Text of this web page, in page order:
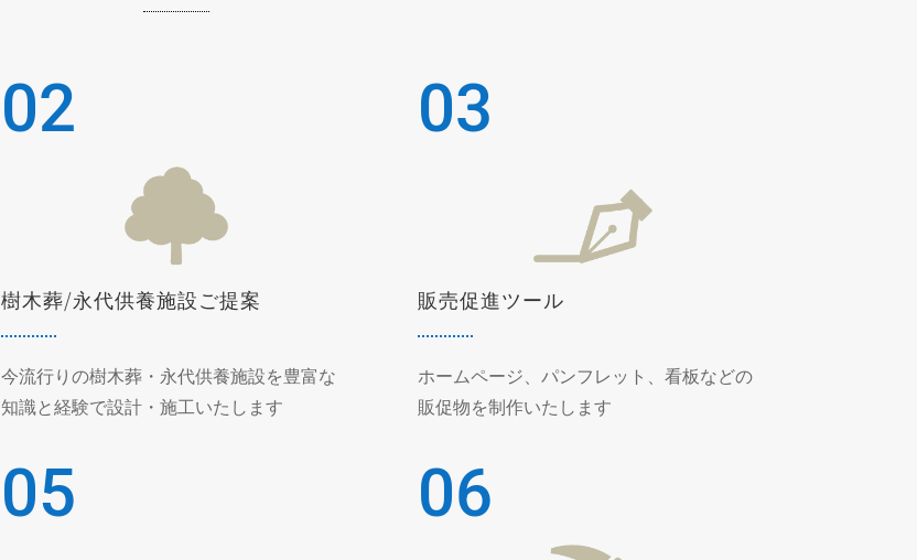
02
樹木葬/永代供養施設ご提案
今流行りの樹木葬・永代供養施設を豊富な
知識と経験で設計・施工いたします
03
販売促進ツール
ホームページ、パンフレット、看板などの
販促物を制作いたします
05 06